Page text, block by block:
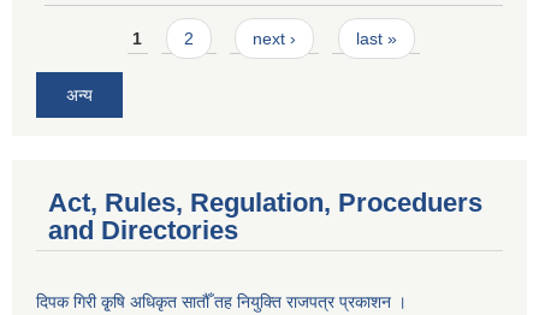
Pages1 2 next › last »
अन्य
Act, Rules, Regulation, Proceduers
and Directories
दिपक गिरी कृ्षि अधिकृत सातौँ तह नियुक्ति राजपत्र प्रकाशन ।